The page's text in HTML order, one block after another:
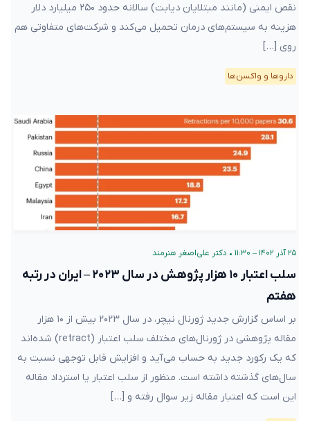
نقص ایمنی (مانند مبتلایان دیابت) سالانه حدود ۲۵۰ میلیارد دلار
هزینه به سیستم‌های درمان تحمیل می‌کند و شرکت‌های متفاوتی هم
روی […]
دارو‌ها و واکسن‌ها
۲۵ آذر ۱۴۰۲ – ۱۱:۳۰ • دکتر علی‌اصغر هنرمند
سلب اعتبار ۱۰ هزار پژوهش در سال ۲۰۲۳ – ایران در رتبه
هفتم
بر اساس گزارش جدید ژورنال نیچر، در سال ۲۰۲۳ بیش از ۱۰ هزار
مقاله پژوهشی در ژورنال‌های مختلف سلب اعتبار (retract) شده‌اند
که یک رکورد جدید به حساب می‌آید و افزایش قابل توجهی نسبت به
سال‌های گذشته داشته است. منظور از سلب اعتبار یا استرداد مقاله
این است که اعتبار مقاله زیر سوال رفته و […]